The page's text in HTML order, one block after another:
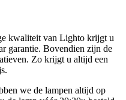
kwaliteit van Lighto krijgt u
garantie. Bovendien zijn de
Zo krijgt u altijd een
we de lampen altijd op